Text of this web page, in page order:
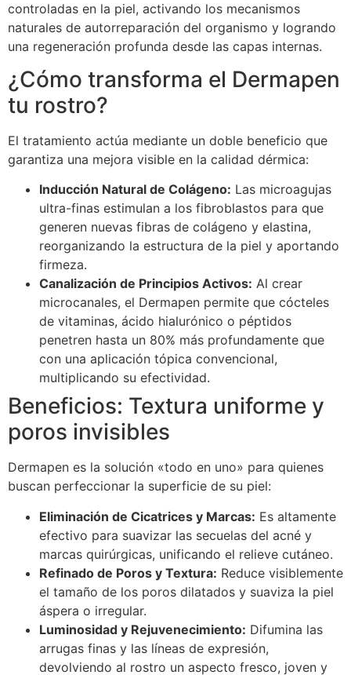
controladas en la piel, activando los mecanismos
naturales de autorreparación del organismo y logrando
una regeneración profunda desde las capas internas.
¿Cómo transforma el Dermapen
tu rostro?
El tratamiento actúa mediante un doble beneficio que
garantiza una mejora visible en la calidad dérmica:
Inducción Natural de Colágeno: Las microagujas
ultra-finas estimulan a los fibroblastos para que
generen nuevas fibras de colágeno y elastina,
reorganizando la estructura de la piel y aportando
firmeza.
Canalización de Principios Activos: Al crear
microcanales, el Dermapen permite que cócteles
de vitaminas, ácido hialurónico o péptidos
penetren hasta un 80% más profundamente que
con una aplicación tópica convencional,
multiplicando su efectividad.
Beneficios: Textura uniforme y
poros invisibles
Dermapen es la solución «todo en uno» para quienes
buscan perfeccionar la superficie de su piel:
Eliminación de Cicatrices y Marcas: Es altamente
efectivo para suavizar las secuelas del acné y
marcas quirúrgicas, unificando el relieve cutáneo.
Refinado de Poros y Textura: Reduce visiblemente
el tamaño de los poros dilatados y suaviza la piel
áspera o irregular.
Luminosidad y Rejuvenecimiento: Difumina las
arrugas finas y las líneas de expresión,
devolviendo al rostro un aspecto fresco, joven y